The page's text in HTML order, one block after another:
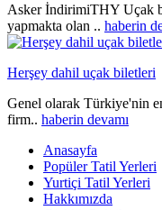
Asker İndirimiTHY Uçak
yapmakta olan .. haberin
Herşey dahil uçak biletleri
Genel olarak Türkiye'nin
firm.. haberin devamı
Anasayfa
Popüler Tatil Yerleri
Yurtiçi Tatil Yerleri
Hakkımızda